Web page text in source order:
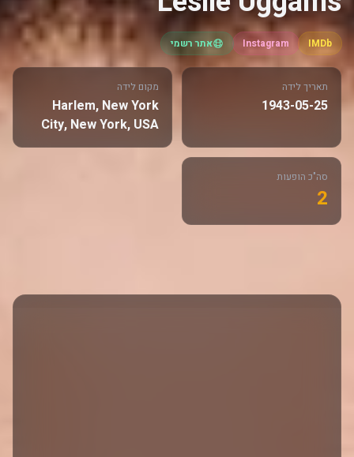
IMDb
Instagram אתר רשמי
תאריך לידה
1943-05-25
מקום לידה
Harlem, New York
City, New York, USA
סה"כ הופעות
2